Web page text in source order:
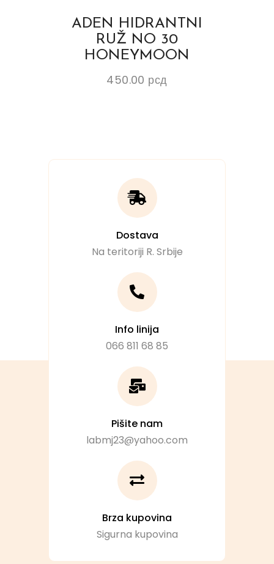
ADEN HIDRANTNI
RUŽ NO 30
HONEYMOON
450.00 рсд
Dostava
Na teritoriji R. Srbije
Info linija
066 811 68 85
Pišite nam
labmj23@yahoo.com
Brza kupovina
Sigurna kupovina